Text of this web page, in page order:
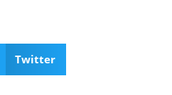
Twitter